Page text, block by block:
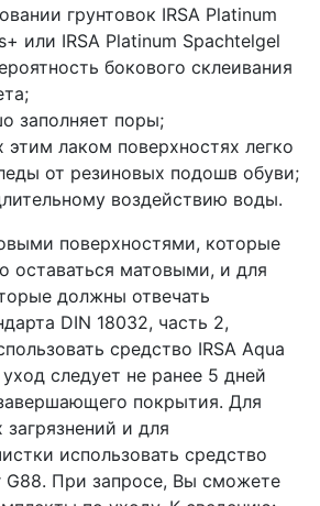
грунтовок IRSA Platinum
или IRSA Platinum Spachtelgel
бокового склеивания
заполняет поры;
лаком поверхностях легко
от резиновых подошв обуви;
воздействию воды.
поверхностями, которые
оставаться матовыми, и для
должны отвечать
DIN 18032, часть 2,
средство IRSA Aqua
следует не ранее 5 дней
покрытия. Для
и для
использовать средство
G88. При запросе, Вы сможете